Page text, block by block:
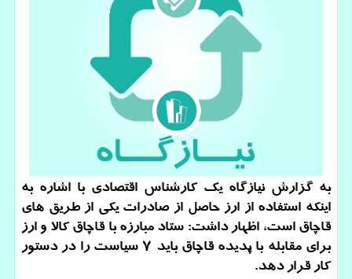
به گزارش نیازگاه یك كارشناس اقتصادی با اشاره به
اینكه استفاده از ارز حاصل از صادرات یكی از طریق های
قاچاق است، اظهار داشت: ستاد مبارزه با قاچاق كالا و ارز
برای مقابله با پدیده قاچاق باید 7 سیاست را در دستور
كار قرار دهد.